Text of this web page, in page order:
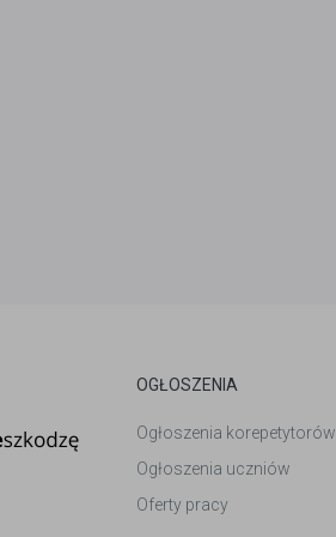
OGŁOSZENIA
Ogłoszenia korepetytorów
Ogłoszenia uczniów
Oferty pracy